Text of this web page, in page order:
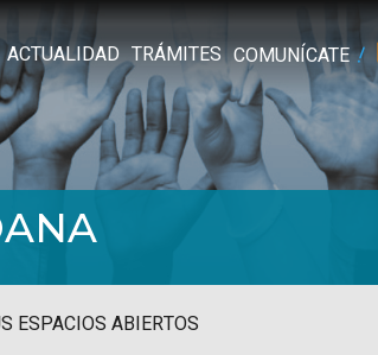
ACTUALIDAD TRÁMITES COMUNÍCATE
ESPACIOS ABIERTOS